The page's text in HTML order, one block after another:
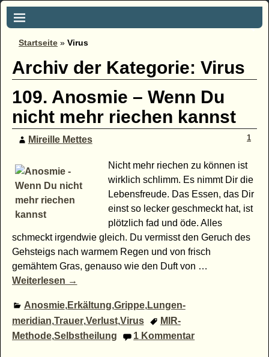
Startseite » Virus
Archiv der Kategorie: Virus
109. Anosmie – Wenn Du
nicht mehr riechen kannst
Mireille Mettes 1
Nicht mehr riechen zu können ist
wirklich schlimm. Es nimmt Dir die
Lebensfreude. Das Essen, das Dir
einst so lecker geschmeckt hat, ist
plötzlich fad und öde. Alles
schmeckt irgendwie gleich. Du vermisst den Geruch des
Gehsteigs nach warmem Regen und von frisch
gemähtem Gras, genauso wie den Duft von …
Weiterlesen →
Anosmie, Erkältung,Grippe, Lungen-
meridian,Trauer,Verlust,Virus
MIR-
Methode,Selbstheilung 1 Kommentar